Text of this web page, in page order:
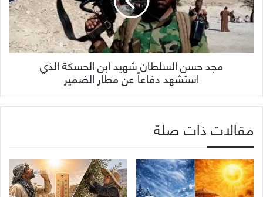
مجد حسن السلطان شهيد ابن الحسكة الذي
استشهد دفاعاً عن مطار الضمير
مقالات ذات صلة